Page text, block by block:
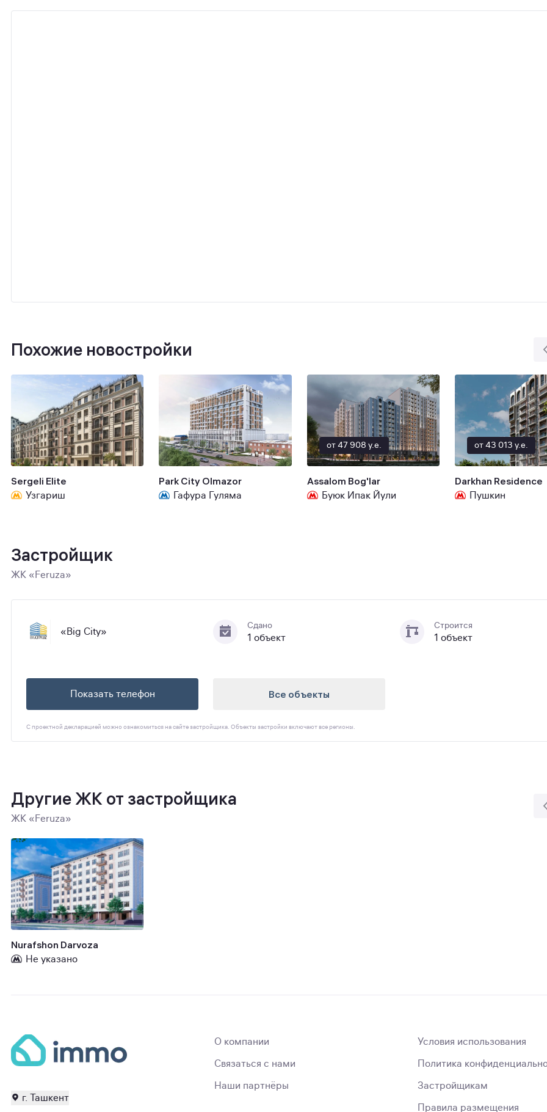
Похожие новостройки
Sergeli Elite
Узгариш
Park City Olmazor
Гафура Гуляма
от 47 908 y.e.
Assalom Bog'lar
Буюк Ипак Йули
от 43 013 y.e.
Darkhan Residence
Пушкин
Застройщик
ЖК «Feruza»
«Big City»
Сдано
1 объект
Строится
1 объект
Показать телефон Все объекты
С проектной декларацией можно ознакомиться на сайте застройщика. Объекты застройки включают все регионы.
Другие ЖК от застройщика
ЖК «Feruza»
Nurafshon Darvoza
Не указано
г. Ташкент
О компании
Связаться с нами
Наши партнёры
Условия использования
Политика
Застройщикам
Правила размещения